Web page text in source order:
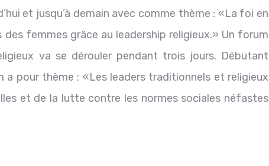
et jusqu’à demain avec comme thème : «La foi en
femmes grâce au leadership religieux.» Un forum
va se dérouler pendant trois jours. Débutant
pour thème : «Les leaders traditionnels et religieux
et de la lutte contre les normes sociales néfastes